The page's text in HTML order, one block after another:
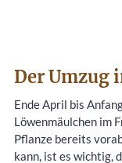
Der Umzug
Ende April bis
Löwenmäulchen im
Pflanze bereits
kann, ist es wichtig,